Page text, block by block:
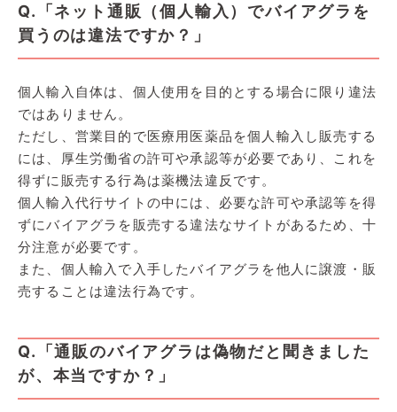
Q.「ネット通販（個人輸入）でバイアグラを
買うのは違法ですか？」
個人輸入自体は、個人使用を目的とする場合に限り違法
ではありません。
ただし、営業目的で医療用医薬品を個人輸入し販売する
には、厚生労働省の許可や承認等が必要であり、これを
得ずに販売する行為は薬機法違反です。
個人輸入代行サイトの中には、必要な許可や承認等を得
ずにバイアグラを販売する違法なサイトがあるため、十
分注意が必要です。
また、個人輸入で入手したバイアグラを他人に譲渡・販
売することは違法行為です。
Q.「通販のバイアグラは偽物だと聞きました
が、本当ですか？」